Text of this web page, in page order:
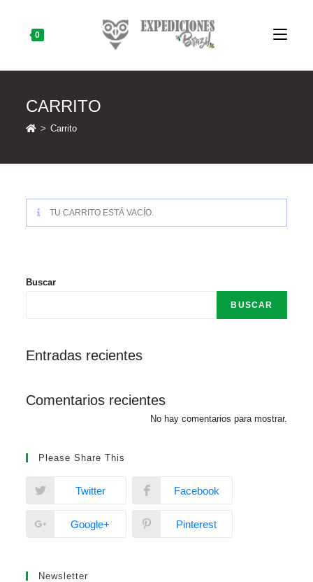
content 0
CARRITO
> Carrito
TU CARRITO ESTÁ VACÍO.
Buscar
BUSCAR
Entradas recientes
Comentarios recientes
No hay comentarios para mostrar.
Please Share This
Twitter Facebook
Google+ Pinterest
Newsletter